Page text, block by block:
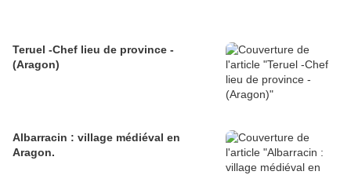
Teruel -Chef lieu de province -
(Aragon)
Albarracin : village médiéval en
Aragon.